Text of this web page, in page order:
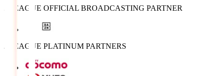
J.LEAGUE OFFICIAL BROADCASTING PARTNER
J.LEAGUE PLATINUM PARTNERS